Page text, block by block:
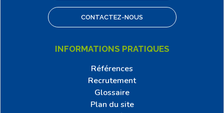
CONTACTEZ-NOUS
INFORMATIONS PRATIQUES
Références
Recrutement
Glossaire
Plan du site